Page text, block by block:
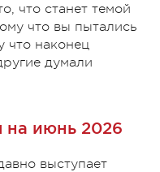
что станет темой
что вы пытались
что наконец
думали
на июнь 2026
выступает